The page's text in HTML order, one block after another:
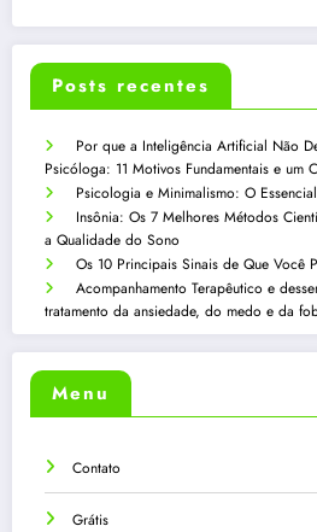
Posts recentes
Por que a Inteligência Artificial Não
Psicóloga: 11 Motivos Fundamentais e um
Psicologia e Minimalismo: O
Insônia: Os 7 Melhores Métodos
a Qualidade do Sono
Os 10 Principais Sinais de Que Você
Acompanhamento Terapêutico e
tratamento da ansiedade, do medo e da
Menu
Contato
Grátis